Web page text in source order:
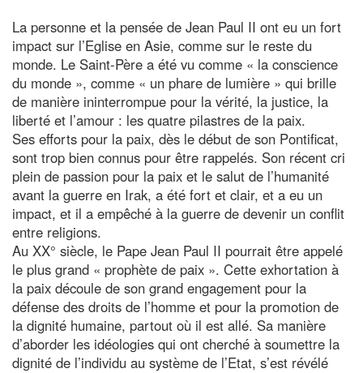
La personne et la pensée de Jean Paul II ont eu un fort
impact sur l’Eglise en Asie, comme sur le reste du
monde. Le Saint-Père a été vu comme « la conscience
du monde », comme « un phare de lumière » qui brille
de manière ininterrompue pour la vérité, la justice, la
liberté et l’amour : les quatre pilastres de la paix.
Ses efforts pour la paix, dès le début de son Pontificat,
sont trop bien connus pour être rappelés. Son récent cri
plein de passion pour la paix et le salut de l’humanité
avant la guerre en Irak, a été fort et clair, et a eu un
impact, et il a empêché à la guerre de devenir un conflit
entre religions.
Au XX° siècle, le Pape Jean Paul II pourrait être appelé
le plus grand « prophète de paix ». Cette exhortation à
la paix découle de son grand engagement pour la
défense des droits de l’homme et pour la promotion de
la dignité humaine, partout où il est allé. Sa manière
d’aborder les idéologies qui ont cherché à soumettre la
dignité de l’individu au système de l’Etat, s’est révélé